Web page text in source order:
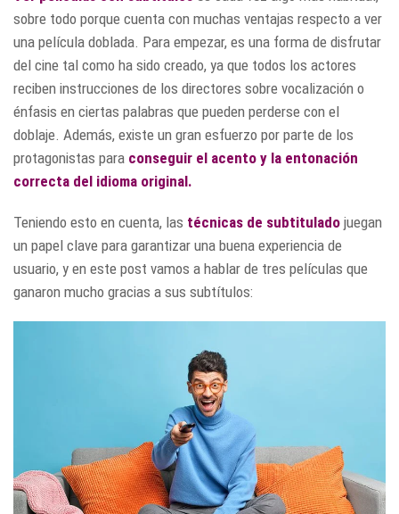
sobre todo porque cuenta con muchas ventajas respecto a ver
una película doblada. Para empezar, es una forma de disfrutar
del cine tal como ha sido creado, ya que todos los actores
reciben instrucciones de los directores sobre vocalización o
énfasis en ciertas palabras que pueden perderse con el
doblaje. Además, existe un gran esfuerzo por parte de los
protagonistas para conseguir el acento y la entonación
correcta del idioma original.
Teniendo esto en cuenta, las técnicas de subtitulado juegan
un papel clave para garantizar una buena experiencia de
usuario, y en este post vamos a hablar de tres películas que
ganaron mucho gracias a sus subtítulos: